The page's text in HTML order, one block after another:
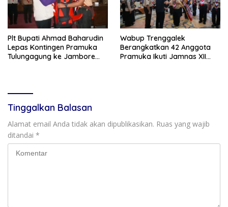
Plt Bupati Ahmad Baharudin
Lepas Kontingen Pramuka
Tulungagung ke Jambore
Wabup Trenggalek
Berangkatkan 42 Anggota
Pramuka Ikuti Jamnas XII
Tinggalkan Balasan
Alamat email Anda tidak akan dipublikasikan. Ruas yang wajib
ditandai *